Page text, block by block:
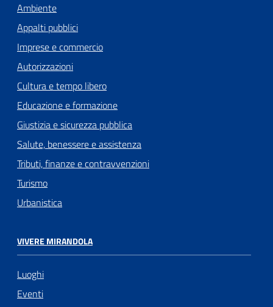
Ambiente
Appalti pubblici
Imprese e commercio
Autorizzazioni
Cultura e tempo libero
Educazione e formazione
Giustizia e sicurezza pubblica
Salute, benessere e assistenza
Tributi, finanze e contravvenzioni
Turismo
Urbanistica
VIVERE MIRANDOLA
Luoghi
Eventi